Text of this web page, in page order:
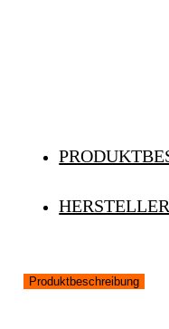
Produktbeschreibung